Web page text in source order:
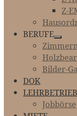
Z-
BERUFE
Bilder-
DOK
Jobbörse